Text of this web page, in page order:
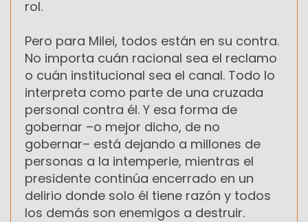
rol.
Pero para Milei, todos están en su contra.
No importa cuán racional sea el reclamo
o cuán institucional sea el canal. Todo lo
interpreta como parte de una cruzada
personal contra él. Y esa forma de
gobernar –o mejor dicho, de no
gobernar– está dejando a millones de
personas a la intemperie, mientras el
presidente continúa encerrado en un
delirio donde solo él tiene razón y todos
los demás son enemigos a destruir.